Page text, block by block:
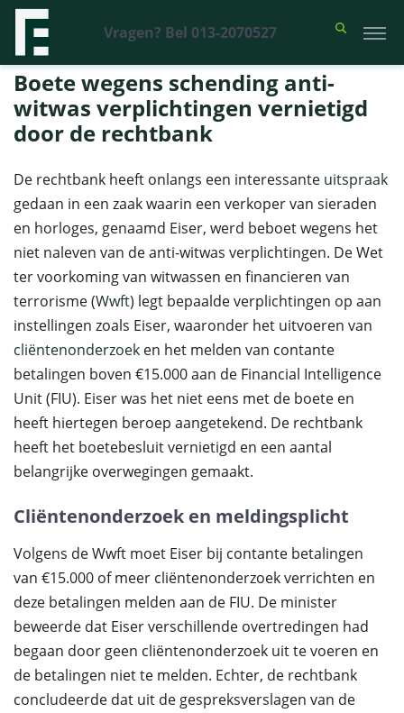
Vragen? Bel 013-2070527
Financieel Recht Advocaten >Uitspraken>Boete wegens schending
anti-witwas verplichtingen vernietigd door de rechtbank
Boete wegens schending anti-
witwas verplichtingen vernietigd
door de rechtbank
De rechtbank heeft onlangs een interessante uitspraak
gedaan in een zaak waarin een verkoper van sieraden
en horloges, genaamd Eiser, werd beboet wegens het
niet naleven van de anti-witwas verplichtingen. De Wet
ter voorkoming van witwassen en financieren van
terrorisme (Wwft) legt bepaalde verplichtingen op aan
instellingen zoals Eiser, waaronder het uitvoeren van
cliëntenonderzoek en het melden van contante
betalingen boven €15.000 aan de Financial Intelligence
Unit (FIU). Eiser was het niet eens met de boete en
heeft hiertegen beroep aangetekend. De rechtbank
heeft het boetebesluit vernietigd en een aantal
belangrijke overwegingen gemaakt.
Cliëntenonderzoek en meldingsplicht
Volgens de Wwft moet Eiser bij contante betalingen
van €15.000 of meer cliëntenonderzoek verrichten en
deze betalingen melden aan de FIU. De minister
beweerde dat Eiser verschillende overtredingen had
begaan door geen cliëntenonderzoek uit te voeren en
de betalingen niet te melden. Echter, de rechtbank
concludeerde dat uit de gespreksverslagen van de